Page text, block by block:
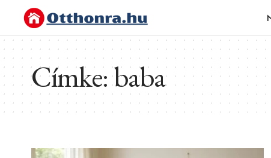
Címke:baba